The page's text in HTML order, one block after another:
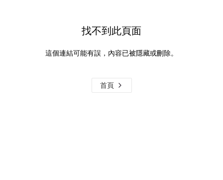
找不到此頁面
這個連結可能有誤，內容已被隱藏或刪除。
首頁